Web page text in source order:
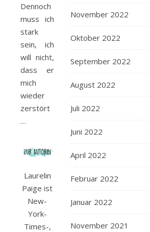
Dennoch
muss ich
stark
sein, ich
will nicht,
dass er
mich
wieder
zerstört
…
Laurelin
Paige ist
New-
York-
Times-,
November 2022
Oktober 2022
September 2022
August 2022
Juli 2022
Juni 2022
April 2022
Februar 2022
Januar 2022
November 2021